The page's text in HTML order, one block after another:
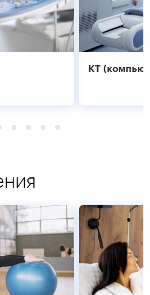
КТ
Подробнее